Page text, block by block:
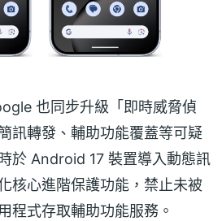
也同步升級「即時威脅偵
訊轉發、輔助功能覆蓋等可疑
於 Android 17 裝置導入動態訊
核心進階保護功能，禁止未被
程式存取輔助功能服務。